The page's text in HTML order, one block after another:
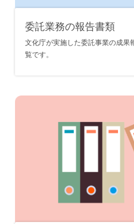
委託業務の報告書類
文化庁が実施した委託事業の成果
覧です。